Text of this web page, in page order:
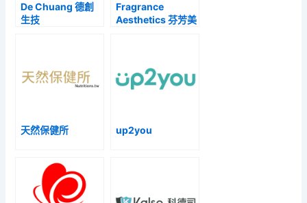
De Chuang 德創
生技
Fragrance
Aesthetics 芬芳美
天然保健所 up2you